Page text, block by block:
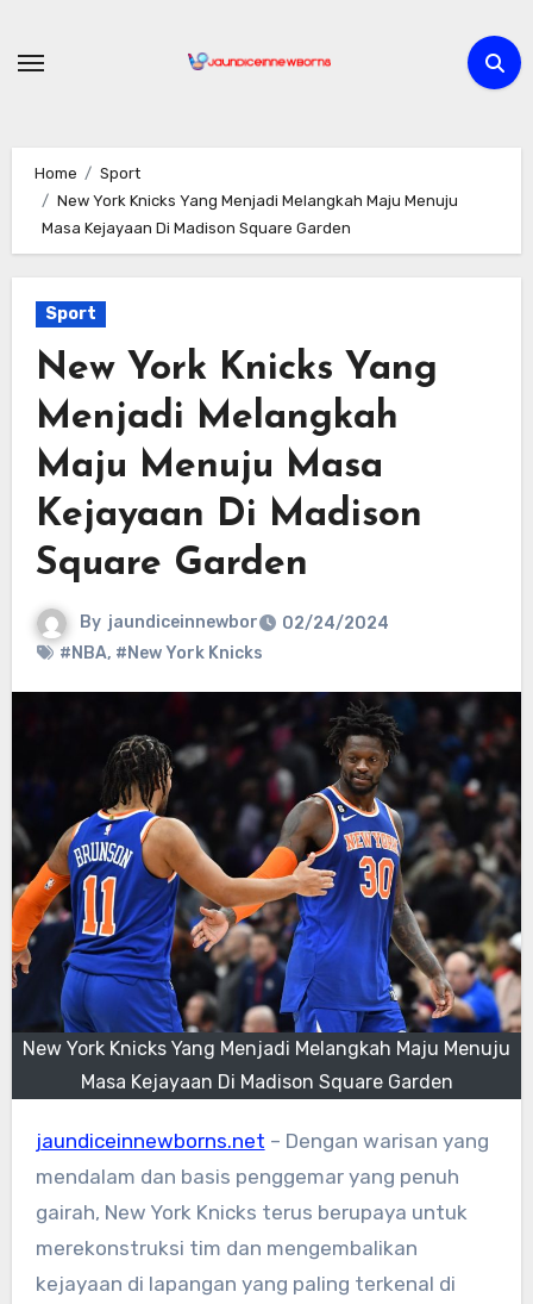
Home
Sport
New York Knicks Yang Menjadi Melangkah Maju Menuju
Masa Kejayaan Di Madison Square Garden
Sport
New York Knicks Yang
Menjadi Melangkah
Maju Menuju Masa
Kejayaan Di Madison
Square Garden
By jaundiceinnewbor
02/24/2024
#NBA, #New York Knicks
New York Knicks Yang Menjadi Melangkah Maju Menuju
Masa Kejayaan Di Madison Square Garden
jaundiceinnewborns.net – Dengan warisan yang
mendalam dan basis penggemar yang penuh
gairah, New York Knicks terus berupaya untuk
merekonstruksi tim dan mengembalikan
kejayaan di lapangan yang paling terkenal di